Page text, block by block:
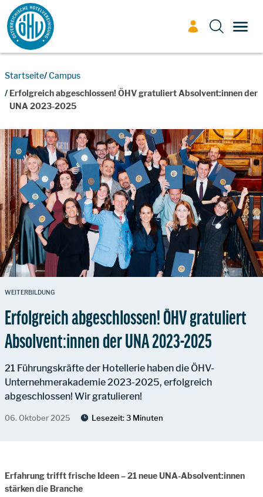
Zum Inhalt
Startseite Campus
Erfolgreich abgeschlossen! ÖHV gratuliert Absolvent:innen der
UNA 2023-2025
WEITERBILDUNG
Erfolgreich abgeschlossen! ÖHV gratuliert
Absolvent:innen der UNA 2023-2025
21 Führungskräfte der Hotellerie haben die ÖHV-
Unternehmerakademie 2023-2025, erfolgreich
abgeschlossen! Wir gratulieren!
06. Oktober 2025 Lesezeit:3 Minuten
Erfahrung trifft frische Ideen – 21 neue UNA-Absolvent:innen
stärken die Branche